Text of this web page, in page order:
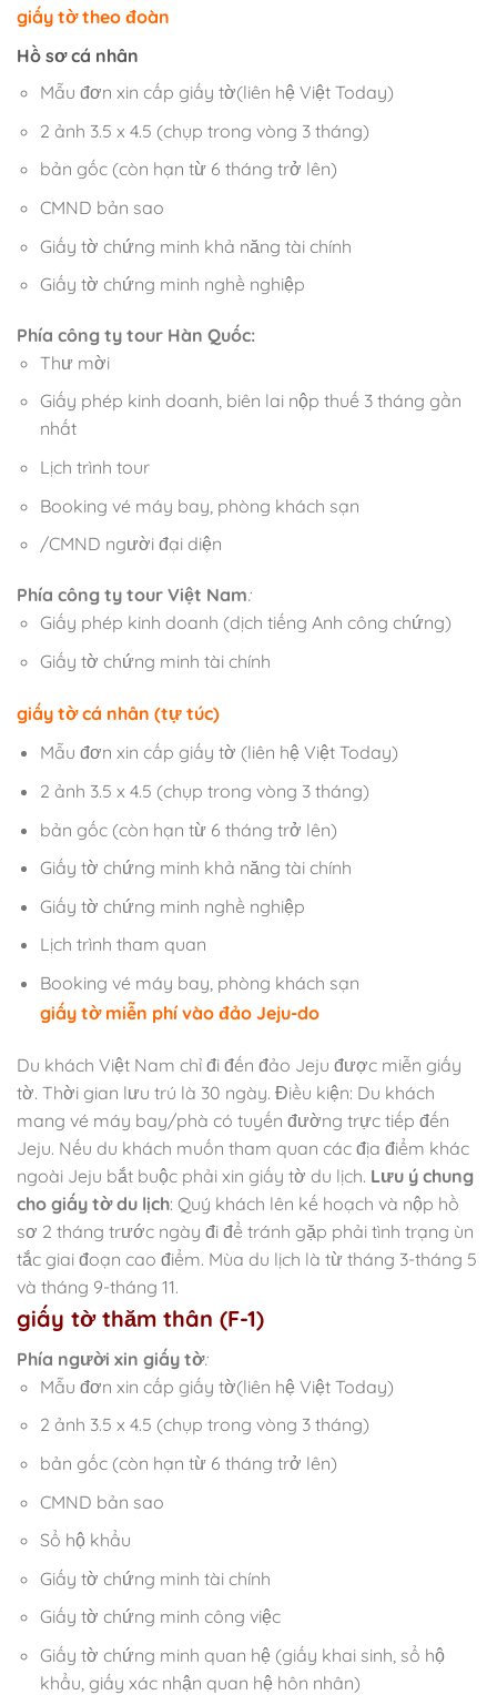
giấy tờ theo đoàn
Hồ sơ cá nhân
Mẫu đơn xin cấp giấy tờ(liên hệ Việt Today)
2 ảnh 3.5 x 4.5 (chụp trong vòng 3 tháng)
bản gốc (còn hạn từ 6 tháng trở lên)
CMND bản sao
Giấy tờ chứng minh khả năng tài chính
Giấy tờ chứng minh nghề nghiệp
Phía công ty tour Hàn Quốc:
Thư mời
Giấy phép kinh doanh, biên lai nộp thuế 3 tháng gần
nhất
Lịch trình tour
Booking vé máy bay, phòng khách sạn
/CMND người đại diện
Phía công ty tour Việt Nam:
Giấy phép kinh doanh (dịch tiếng Anh công chứng)
Giấy tờ chứng minh tài chính
giấy tờ cá nhân (tự túc)
Mẫu đơn xin cấp giấy tờ (liên hệ Việt Today)
2 ảnh 3.5 x 4.5 (chụp trong vòng 3 tháng)
bản gốc (còn hạn từ 6 tháng trở lên)
Giấy tờ chứng minh khả năng tài chính
Giấy tờ chứng minh nghề nghiệp
Lịch trình tham quan
Booking vé máy bay, phòng khách sạn
giấy tờ miễn phí vào đảo Jeju-do
Du khách Việt Nam chỉ đi đến đảo Jeju được miễn giấy
tờ. Thời gian lưu trú là 30 ngày. Điều kiện: Du khách
mang vé máy bay/phà có tuyến đường trực tiếp đến
Jeju. Nếu du khách muốn tham quan các địa điểm khác
ngoài Jeju bắt buộc phải xin giấy tờ du lịch. Lưu ý chung
cho giấy tờ du lịch: Quý khách lên kế hoạch và nộp hồ
sơ 2 tháng trước ngày đi để tránh gặp phải tình trạng ùn
tắc giai đoạn cao điểm. Mùa du lịch là từ tháng 3-tháng 5
và tháng 9-tháng 11.
giấy tờ thăm thân (F-1)
Phía người xin giấy tờ:
Mẫu đơn xin cấp giấy tờ(liên hệ Việt Today)
2 ảnh 3.5 x 4.5 (chụp trong vòng 3 tháng)
bản gốc (còn hạn từ 6 tháng trở lên)
CMND bản sao
Sổ hộ khẩu
Giấy tờ chứng minh tài chính
Giấy tờ chứng minh công việc
Giấy tờ chứng minh quan hệ (giấy khai sinh, sổ hộ
khẩu, giấy xác nhận quan hệ hôn nhân)